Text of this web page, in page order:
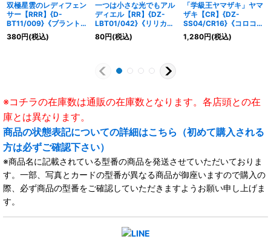
双極星雲のレディフェン
サー【RRR】{D-
BT11/009}《ブラントゲ
ート》
380円(税込)
一つは小さな光でもアル
ディエル【RR】{DZ-
LBT01/042}《リリカル
モナステリオ》
80円(税込)
「学級王ヤマザキ」ヤマ
ザキ【CR】{DZ-
SS04/CR16}《コロコロ
ダークステイツ》
1,280円(税込)
※コチラの在庫数は通販の在庫数となります。各店頭との在
庫とは異なります。
商品の状態表記についての詳細はこちら（初めて購入される
方は必ずご確認下さい）
※商品名に記載されている型番の商品を発送させていただいておりま
す。一部、写真とカードの型番が異なる商品が御座いますので購入の
際、必ず商品の型番をご確認していただきますようお願い申し上げま
す。